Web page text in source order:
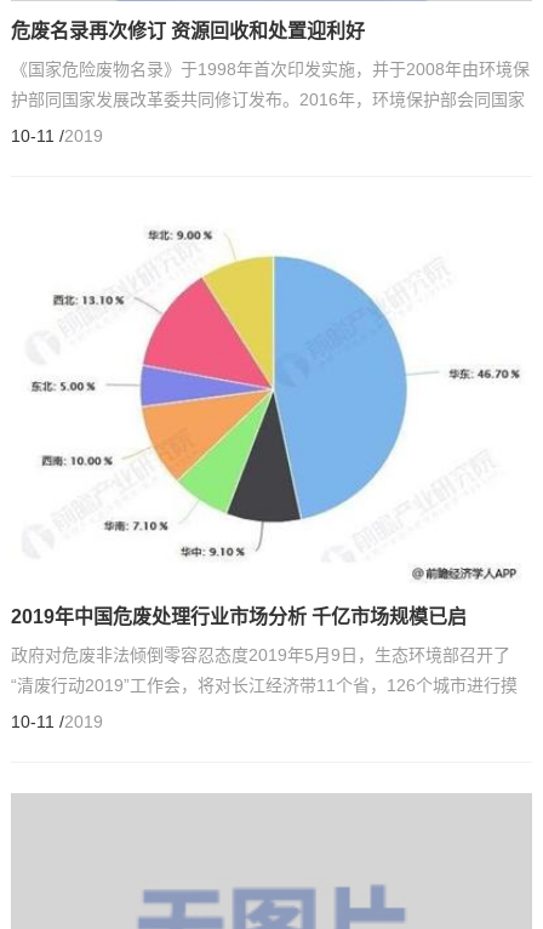
危废名录再次修订 资源回收和处置迎利好
《国家危险废物名录》于1998年首次印发实施，并于2008年由环境保
护部同国家发展改革委共同修订发布。2016年，环境保护部会同国家
发展改革委、公安部再次对危废名录进行修订，并发布《...
10-11 /2019
2019年中国危废处理行业市场分析 千亿市场规模已启
政府对危废非法倾倒零容忍态度2019年5月9日，生态环境部召开了
“清废行动2019”工作会，将对长江经济带11个省，126个城市进行摸
底排查，分类处置，确认整改，推进固体废物从乱推乱放到...
10-11 /2019